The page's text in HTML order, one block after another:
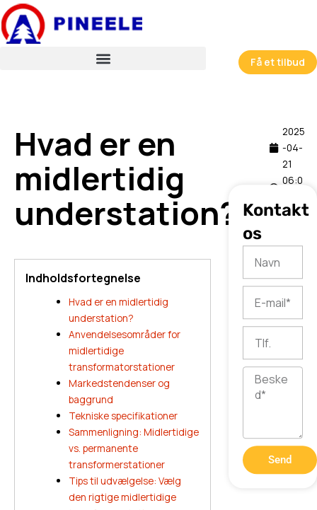
跳
至
内
Få et tilbud
Hvad er en
midlertidig
understation?
2025
-04-
21
06:0
Indholdsfortegnelse
Hvad er en midlertidig
understation?
Anvendelsesområder for
midlertidige
transformatorstationer
Markedstendenser og
baggrund
Tekniske specifikationer
Sammenligning: Midlertidige
vs. permanente
transformerstationer
Tips til udvælgelse: Vælg
den rigtige midlertidige
Kontakt
os
mail
Besked
Send